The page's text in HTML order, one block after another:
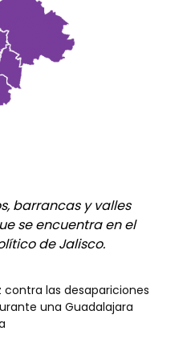
barrancas y valles
se encuentra en el
de Jalisco.
contra las desapariciones
una Guadalajara